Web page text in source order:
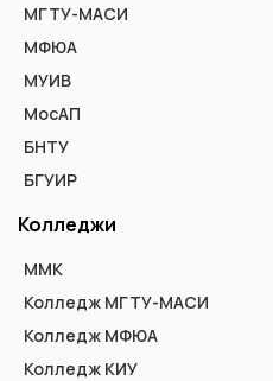
МГТУ-МАСИ
МФЮА
МУИВ
МосАП
БНТУ
БГУИР
Колледжи
ММК
Колледж МГТУ-МАСИ
Колледж МФЮА
Колледж КИУ